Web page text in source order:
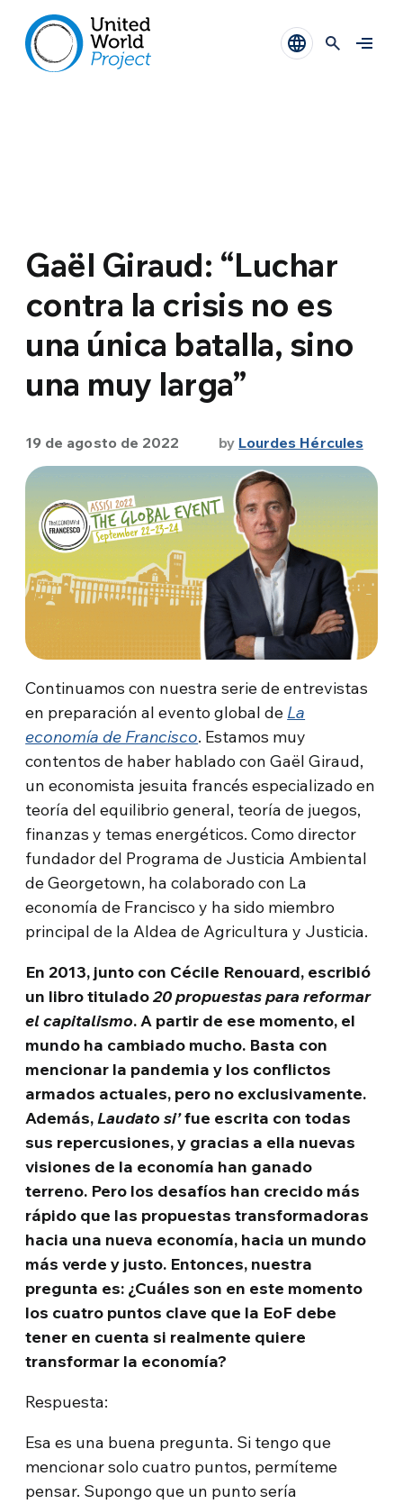
Gaël Giraud: “Luchar
contra la crisis no es
una única batalla, sino
una muy larga”
19 de agosto de 2022 by Lourdes Hércules
Continuamos con nuestra serie de entrevistas
en preparación al evento global de La
economía de Francisco. Estamos muy
contentos de haber hablado con Gaël Giraud,
un economista jesuita francés especializado en
teoría del equilibrio general, teoría de juegos,
finanzas y temas energéticos. Como director
fundador del Programa de Justicia Ambiental
de Georgetown, ha colaborado con La
economía de Francisco y ha sido miembro
principal de la Aldea de Agricultura y Justicia.
En 2013, junto con Cécile Renouard, escribió
un libro titulado20 propuestas para reformar
el capitalismo. A partir de ese momento, el
mundo ha cambiado mucho. Basta con
mencionar la pandemia y los conflictos
armados actuales, pero no exclusivamente.
Además,Laudato si’fue escrita con todas
sus repercusiones, y gracias a ella nuevas
visiones de la economía han ganado
terreno. Pero los desafíos han crecido más
rápido que las propuestas transformadoras
hacia una nueva economía, hacia un mundo
más verde y justo. Entonces, nuestra
pregunta es: ¿Cuáles son en este momento
los cuatro puntos clave que la EoF debe
tener en cuenta si realmente quiere
transformar la economía?
Respuesta:
Esa es una buena pregunta. Si tengo que
mencionar solo cuatro puntos, permíteme
pensar. Supongo que un punto sería